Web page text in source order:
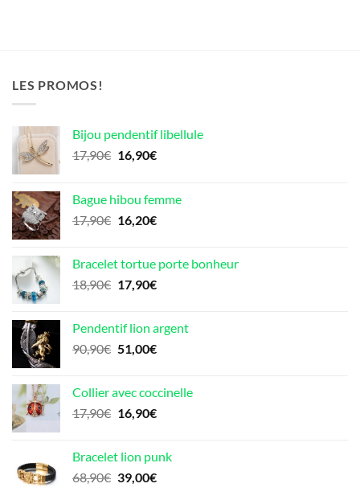
LES PROMOS!
Bijou pendentif libellule
17,90€ Le
était :
17,90€.
16,90€Le
est :
16,90€.
Bague hibou femme
17,90€ Le
était :
17,90€.
16,20€Le
est :
16,20€.
Bracelet tortue porte bonheur
18,90€ Le
était :
18,90€.
17,90€Le
est :
17,90€.
Pendentif lion argent
90,90€ Le
était :
90,90€.
51,00€Le
est :
51,00€.
Collier avec coccinelle
17,90€ Le
était :
17,90€.
16,90€Le
est :
16,90€.
Bracelet lion punk
68,90€ Le
39,00€Le